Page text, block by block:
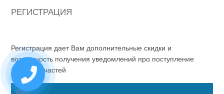
РЕГИСТРАЦИЯ
Регистрация дает Вам дополнительные скидки и
возможность получения уведомлений про поступление
новых запчастей